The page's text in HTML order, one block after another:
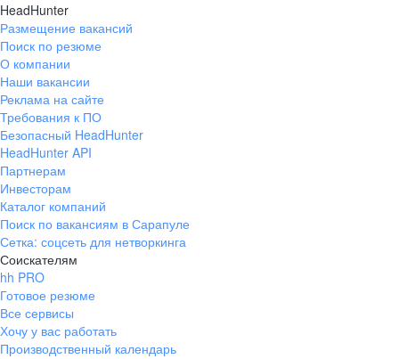
HeadHunter
Размещение вакансий
Поиск по резюме
О компании
Наши вакансии
Реклама на сайте
Требования к ПО
Безопасный HeadHunter
HeadHunter API
Партнерам
Инвесторам
Каталог компаний
Поиск по вакансиям в Сарапуле
Сетка: соцсеть для нетворкинга
Соискателям
hh PRO
Готовое резюме
Все сервисы
Хочу у вас работать
Производственный календарь